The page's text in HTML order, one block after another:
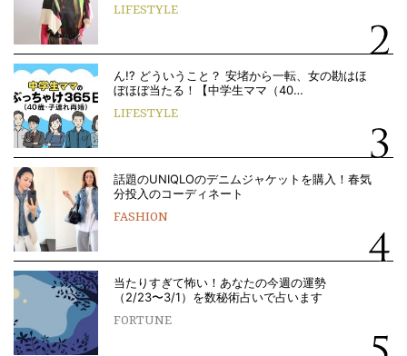
LIFESTYLE
ん!? どういうこと？ 安堵から一転、女の勘はほ
ぼほぼ当たる！【中学生ママ（40…
LIFESTYLE
話題のUNIQLOのデニムジャケットを購入！春気
分投入のコーディネート
FASHION
当たりすぎて怖い！あなたの今週の運勢
（2/23〜3/1）を数秘術占いで占います
FORTUNE